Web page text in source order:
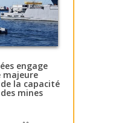
engage
majeure
la capacité
mines